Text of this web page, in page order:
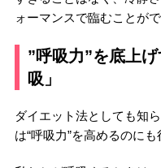
ォーマンスで臨むことがで
”呼吸力”を底上
吸」
ダイエット法としても知
は“呼吸力”を高めるのにも